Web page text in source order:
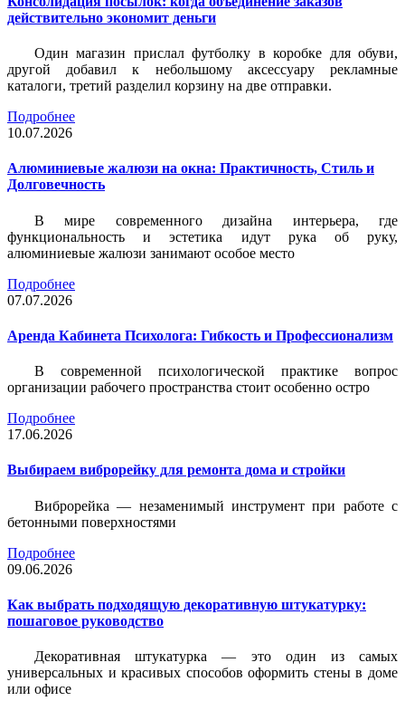
действительно экономит деньги
Один магазин прислал футболку в коробке для обуви,
другой добавил к небольшому аксессуару рекламные
каталоги, третий разделил корзину на две отправки.
Подробнее
10.07.2026
Алюминиевые жалюзи на окна: Практичность, Стиль и
Долговечность
В мире современного дизайна интерьера, где
функциональность и эстетика идут рука об руку,
алюминиевые жалюзи занимают особое место
Подробнее
07.07.2026
Аренда Кабинета Психолога: Гибкость и Профессионализм
В современной психологической практике вопрос
организации рабочего пространства стоит особенно остро
Подробнее
17.06.2026
Выбираем виброрейку для ремонта дома и стройки
Виброрейка — незаменимый инструмент при работе с
бетонными поверхностями
Подробнее
09.06.2026
Как выбрать подходящую декоративную штукатурку:
пошаговое руководство
Декоративная штукатурка — это один из самых
универсальных и красивых способов оформить стены в доме
или офисе